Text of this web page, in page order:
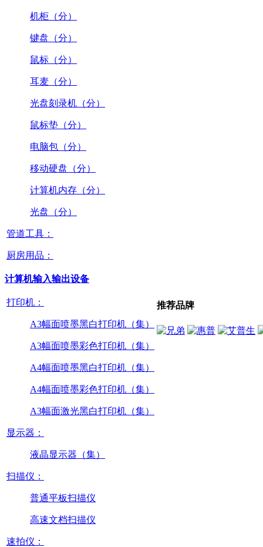
机柜（分）
键盘（分）
鼠标（分）
耳麦（分）
光盘刻录机（分）
鼠标垫（分）
电脑包（分）
移动硬盘（分）
计算机内存（分）
光盘（分）
管道工具：
厨房用品：
计算机输入输出设备
打印机：
A3幅面喷墨黑白打印机（集）
A3幅面喷墨彩色打印机（集）
A4幅面喷墨黑白打印机（集）
A4幅面喷墨彩色打印机（集）
A3幅面激光黑白打印机（集）
显示器：
液晶显示器（集）
扫描仪：
普通平板扫描仪
高速文档扫描仪
速拍仪：
推荐品牌